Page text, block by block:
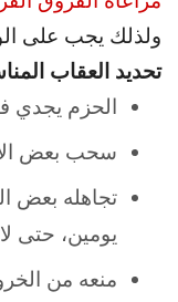
ولذلك يجب على
تحديد العقاب
الحزم يجدي
سحب بعض
تجاهله بعض
يومين، حتى
منعه من